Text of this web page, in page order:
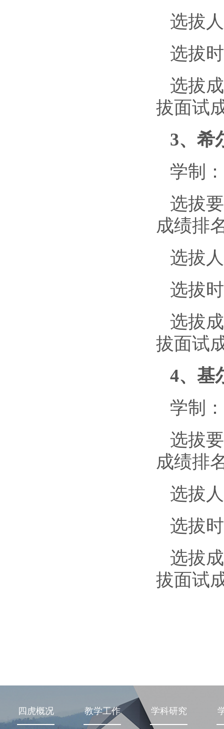
选拔
选拔
选拔
拔面试
3、希
学制
选拔
成绩排
选拔
选拔
选拔
拔面试
4、基
学制
选拔
成绩排
选拔
选拔
选拔
拔面试
四虎概况 教学工作 学科研究